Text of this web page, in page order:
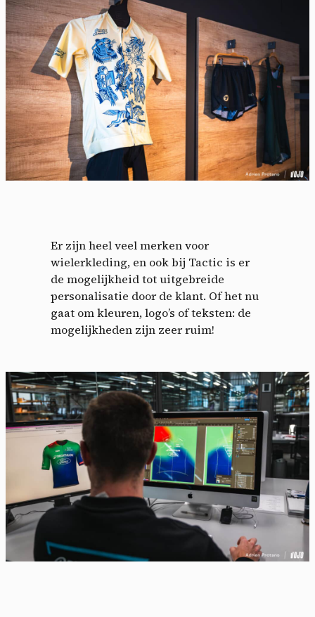
Er zijn heel veel merken voor
wielerkleding, en ook bij Tactic is er
de mogelijkheid tot uitgebreide
personalisatie door de klant. Of het nu
gaat om kleuren, logo’s of teksten: de
mogelijkheden zijn zeer ruim!